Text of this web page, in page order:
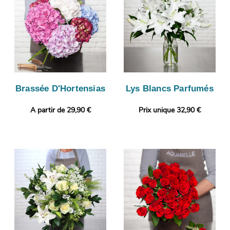
Brassée D'Hortensias
A partir de 29,90 €
Lys Blancs Parfumés
Prix unique 32,90 €